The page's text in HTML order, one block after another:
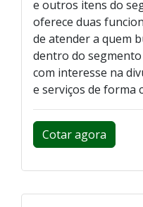
e outros itens do
oferece duas
de atender a quem
dentro do
com interesse na
e serviços de forma
Cotar agora